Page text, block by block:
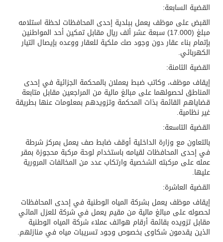
القضية السابعة:
القبض على موظف يعمل ببلدية إحدى المحافظات لحظة استلامه
مبلغ (17.000) سبعة عشر ألف ريال مقابل تمكين أحد المواطنين
بإتمام بناء عقار دون وجود صك ملكية للعقار ووعده بإيصال التيار
الكهربائي.
القضية الثامنة:
إيقاف موظف، وكاتب ضبط يعملان بالمحكمة الجزائية في إحدى
المناطق لحصولهما على مبالغ مالية من المراجعين مقابل متابعة
قضاياهم القائمة بذات المحكمة وتزويدهم بمعلومات عنها بطريقة
غير نظامية.
القضية التاسعة:
بالتعاون مع وزارة الداخلية أوقف ضابط صف يعمل بمركز شرطة
في إحدى المحافظات لقيامه باستخدام لوحة مركبة محجوزة بمقر
عمله على مركبته الشخصية وارتكاب عدد من المخالفات المرورية
عليها.
القضية العاشرة:
إيقاف موظف يعمل بشركة المياه الوطنية في إحدى المحافظات
لحصوله على مبالغ مالية من مقيم يعمل في شركة للعزل المائي
مقابل تزويده بقائمة أرقام هواتف عملاء شركة المياه الوطنية
الذين يقدمون شكاوى بخصوص وجود تسريبات مياه في منازلهم.